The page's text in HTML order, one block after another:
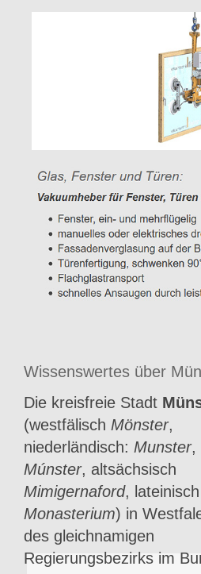
Wissenswertes über
Die kreisfreie Stadt
(westfälisch Mönster,
niederländisch: Munster,
Múnster, altsächsisch
Mimigernaford, lateinisch
Monasterium) in
des gleichnamigen
Regierungsbezirks im